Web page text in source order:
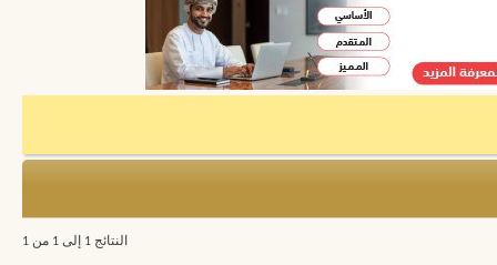
النتائج 1 إلى 1 من 1